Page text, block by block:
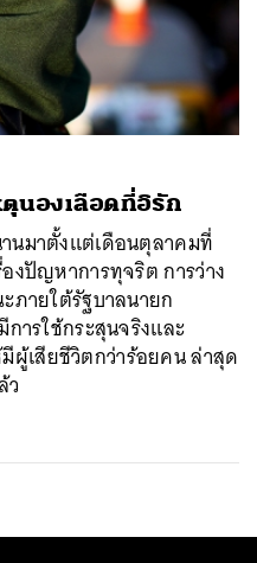
นองเลือดที่อิรัก
นมาตั้งแต่เดือนตุลาคมที่
งปัญหาการทุจริต การว่าง
ภายใต้รัฐบาลนายก
ารใช้กระสุนจริงและ
ผู้เสียชีวิตกว่าร้อยคน ล่าสุด
ว
LINE EMAIL